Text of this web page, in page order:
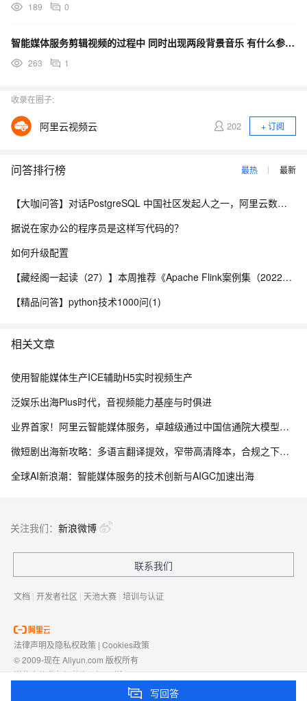
189 0
智能媒体服务剪辑视频的过程中 同时出现两段背景音乐 有什么参数可以设置 自动设置音量的么？
263 1
收录在圈子:
阿里云视频云 202 + 订阅
问答排行榜 最热 最新
【大咖问答】对话PostgreSQL 中国社区发起人之一，阿里云数据库高级专家 德哥
据说在家办公的程序员是这样写代码的？
如何升级配置
【藏经阁一起读（27）】本周推荐《Apache Flink案例集（2022版）》，你有哪些心得？
【精品问答】python技术1000问(1)
相关文章
使用智能媒体生产ICE辅助H5实时视频生产
泛娱乐出海Plus时代，音视频能力基座与时俱进
业界首家！阿里云智能媒体服务，卓越级通过中国信通院大模型媒体处理评估
微短剧出海新攻略：多语言翻译提效，窄带高清降本，合规之下畅享极致播放
全球AI新浪潮：智能媒体服务的技术创新与AIGC加速出海
写回答
关注我们： 新浪微博
联系我们
文档 | 开发者社区 | 天池大赛 | 培训与认证
法律声明及隐私权政策 | Cookies政策
© 2009-现在 Aliyun.com 版权所有
增值电信业务经营许可证： 浙B2-20080101
浙D3-20210002